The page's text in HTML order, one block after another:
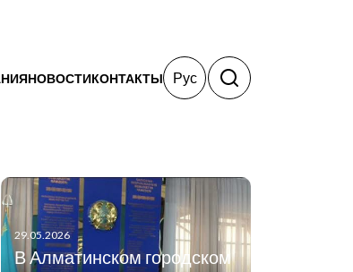
НОВОСТИКОНТАКТЫ Рус
29.05.2026
В Алматинском городском